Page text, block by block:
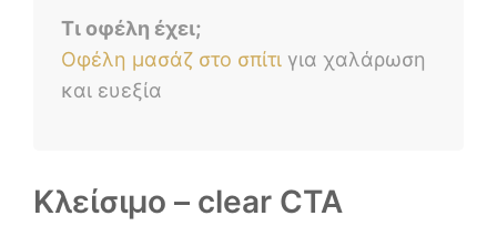
Τι οφέλη έχει;
Οφέλη μασάζ στο σπίτι για χαλάρωση
και ευεξία
Κλείσιμο – clear CTA